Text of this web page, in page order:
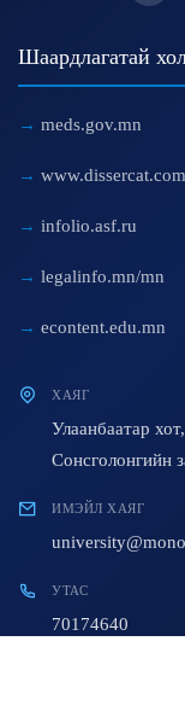
Шаардлагатай
meds.gov.mn
www.dissercat.com
infolio.asf.ru
legalinfo.mn/mn
econtent.edu.mn
ХАЯГ
Улаанбаатар
Сонсголонгийн
ИМЭЙЛ ХАЯГ
УТАС
70174640